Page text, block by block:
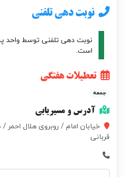
نوبت دهی تلفنی
نوبت دهی تلفنی توسط واحد
است.
تعطیلات هفتگی
جمعه
آدرس و مسیریابی
خیابان امام / روبروی هلال احمر /
قربانی